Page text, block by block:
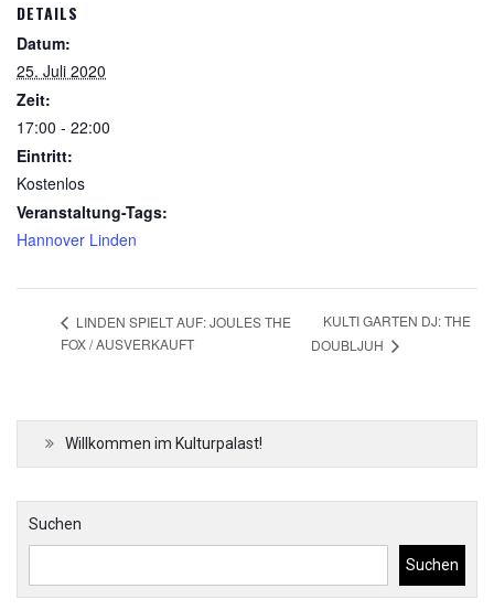
DETAILS
Datum:
25. Juli 2020
Zeit:
17:00 - 22:00
Eintritt:
Kostenlos
Veranstaltung-Tags:
Hannover Linden
LINDEN SPIELT AUF: JOULES THE
FOX / AUSVERKAUFT
KULTI GARTEN DJ: THE
DOUBLJUH
Willkommen im Kulturpalast!
Suchen
Suchen